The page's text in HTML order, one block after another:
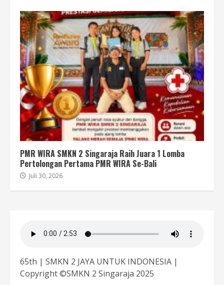
PMR WIRA SMKN 2 Singaraja Raih Juara 1 Lomba
Pertolongan Pertama PMR WIRA Se-Bali
Juli 30, 2026
65th | SMKN 2 JAYA UNTUK INDONESIA |
Copyright ©SMKN 2 Singaraja 2025